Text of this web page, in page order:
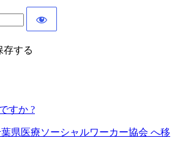
存する
すか ?
県医療ソーシャルワーカー協会 へ移